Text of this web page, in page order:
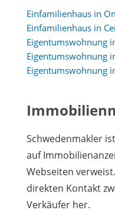
Einfamilienhaus in
Einfamilienhaus in
Eigentumswohnung
Eigentumswohnung
Eigentumswohnung
Schwedenmakler
auf
Webseiten
direkten Kontakt
Verkäufer her.